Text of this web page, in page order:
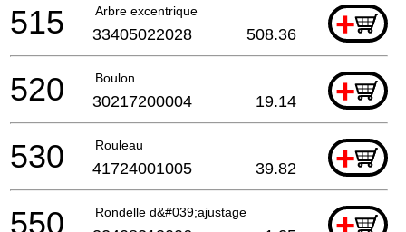
Arbre excentrique +
515 33405022028 508.36
Boulon +
520 30217200004 19.14
Rouleau +
530 41724001005 39.82
Rondelle d&#039;ajustage
550